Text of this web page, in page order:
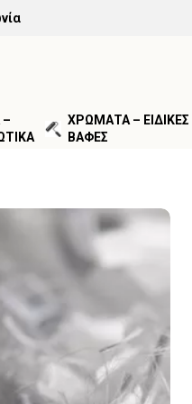
–
ΧΡΩΜΑΤΑ – ΕΙΔΙΚΕΣ
ΒΑΦΕΣ
ΣΚΥΡΟΔΕΜΑΤΟΣ